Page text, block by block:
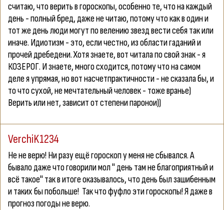
считаю, что верить в гороскопы, особенно те, что на каждый
день - полный бред, даже не читаю, потому что как в один и
тот же день люди могут по велению звезд вести себя так или
иначе. Идиотизм - это, если честно, из области гаданий и
прочей дребедени. Хотя знаете, вот читала по свой знак - я
КОЗЕРОГ. И знаете, много сходится, потому что на самом
деле я упрямая, но вот насчетпрактичности - не сказала бы, и
то что сухой, не мечтательный человек - тоже вранье)
Верить или нет, зависит от степени паронои))
VerchiK1234
Не не верю! Ни разу ещё гороскоп у меня не сбывался. А
бывало даже что говорили мол " день там не благоприятный и
всё такое" так в итоге оказывалось, что день был зашибенным
и таких бы побольше! Так что фуфло эти гороскопы! Я даже в
прогноз погоды не верю.